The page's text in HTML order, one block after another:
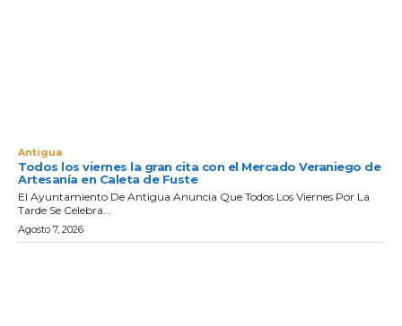
Antigua
Todos los viernes la gran cita con el Mercado Veraniego de
Artesanía en Caleta de Fuste
El Ayuntamiento De Antigua Anuncia Que Todos Los Viernes Por La
Tarde Se Celebra...
Agosto 7, 2026